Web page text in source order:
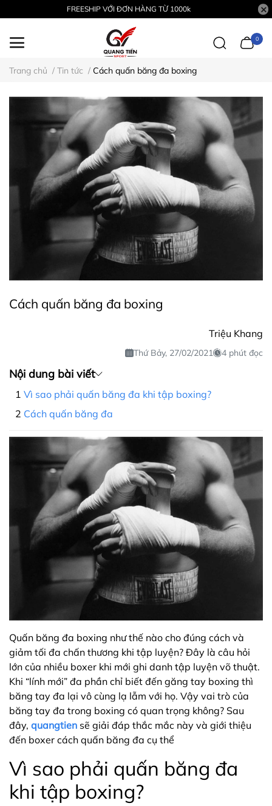
FREESHIP VỚI ĐƠN HÀNG TỪ 1000k
0
Trang chủ / Tin tức / Cách quấn băng đa boxing
Cách quấn băng đa boxing
Triệu Khang
Thứ Bảy, 27/02/2021 4 phút đọc
Nội dung bài viết
Vì sao phải quấn băng đa khi tập boxing?
Cách quấn băng đa
Quấn băng đa boxing như thế nào cho đúng cách và
giảm tối đa chấn thương khi tập luyện? Đây là câu hỏi
lớn của nhiều boxer khi mới ghi danh tập luyện võ thuật.
Khi “lính mới” đa phần chỉ biết đến găng tay boxing thì
băng tay đa lại vô cùng lạ lẫm với họ. Vậy vai trò của
băng tay đa trong boxing có quan trọng không? Sau
đây, quangtien sẽ giải đáp thắc mắc này và giới thiệu
đến boxer cách quấn băng đa cụ thể
Vì sao phải quấn băng đa
khi tập boxing?